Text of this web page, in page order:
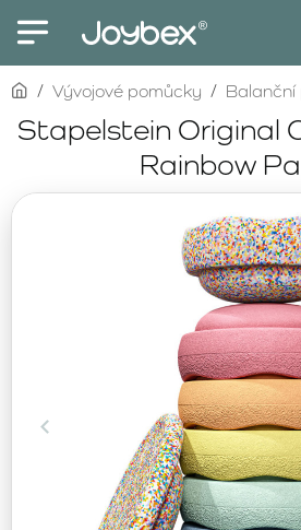
Stapelstein Original
Rainbow
homeVývojové pomůcky Balanční